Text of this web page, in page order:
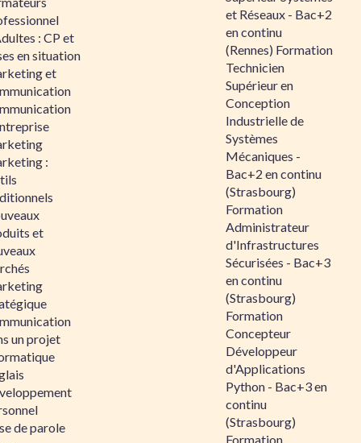
: CP et
en situation
et
:
et
un projet
de parole
et Réseaux - Bac+2
en continu
(Rennes) Formation
Technicien
Supérieur en
Conception
Industrielle de
Systèmes
Mécaniques -
Bac+2 en continu
(Strasbourg)
Formation
Administrateur
d'Infrastructures
Sécurisées - Bac+3
en continu
(Strasbourg)
Formation
Concepteur
Développeur
d'Applications
Python - Bac+3 en
continu
(Strasbourg)
Formation